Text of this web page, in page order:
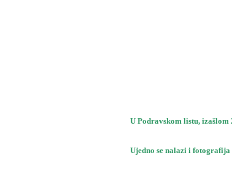
U Podravskom listu, izašlom
Ujedno se nalazi i